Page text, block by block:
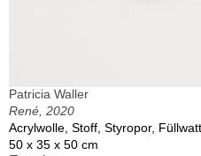
Patricia Waller
René, 2020
Acrylwolle, Stoff, Styropor,
50 x 35 x 50 cm